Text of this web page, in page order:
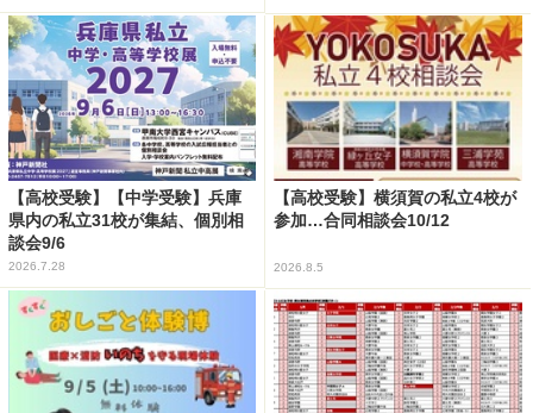
【高校受験】【中学受験】兵庫
県内の私立31校が集結、個別相
談会9/6
2026.7.28
【高校受験】横須賀の私立4校が
参加…合同相談会10/12
2026.8.5